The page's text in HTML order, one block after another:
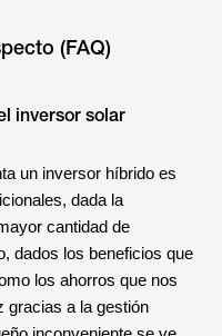
(FAQ)
inversor solar
un inversor híbrido es
dada la
cantidad de
dados los beneficios que
los ahorros que nos
gracias a la gestión